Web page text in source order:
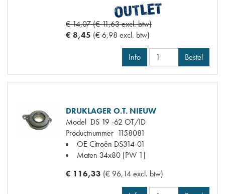
€ 14,07 (€ 11,63 excl. btw)
€ 8,45 (€ 6,98 excl. btw)
Info Bestel
DRUKLAGER O.T. NIEUW
Model DS 19 -62 OT/ID
Productnummer 1158081
OE Citroën DS314-01
Maten 34x80 [PW 1]
€ 116,33 (€ 96,14 excl. btw)